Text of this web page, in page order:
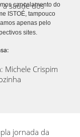
a saúde dos
Michele Crispim
jornada da
cancelamento do
ISTOÉ, tampouco
apenas pelo
sites.